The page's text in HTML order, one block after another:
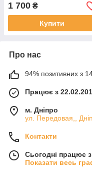
1 700 ₴
Купити
Про нас
94% позитивних з
Працює з
м. Дніпро
ул. Передовая,,
Контакти
Сьогодні працює
Показати весь